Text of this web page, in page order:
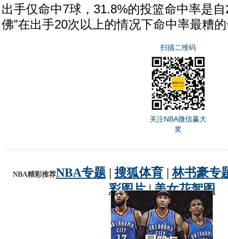
出手仅命中7球，31.8%的投篮命中率是自
佛”在出手20次以上的情况下命中率最糟
扫描二维码
关注NBA微信赢大
奖